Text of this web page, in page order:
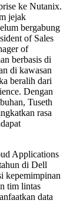
ke Nutanix.
jejak
bergabung
of Sales
of
berbasis di
di kawasan
beralih dari
Dengan
Tuseth
rasa
Applications
di Dell
kepemimpinan
tim lintas
data